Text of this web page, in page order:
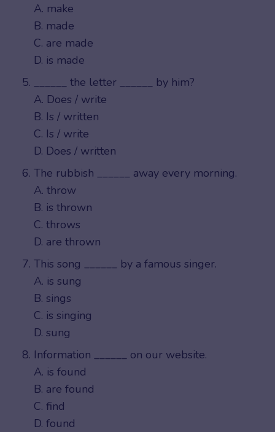
A. make
B. made
C. are made
D. is made
______ the letter ______ by him?
A. Does / write
B. Is / written
C. Is / write
D. Does / written
The rubbish ______ away every morning.
A. throw
B. is thrown
C. throws
D. are thrown
This song ______ by a famous singer.
A. is sung
B. sings
C. is singing
D. sung
Information ______ on our website.
A. is found
B. are found
C. find
D. found